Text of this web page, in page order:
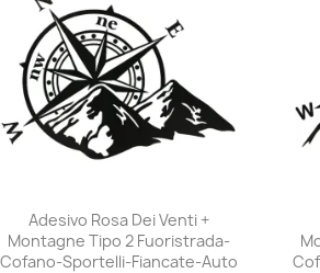
+23
Adesivo Rosa Dei Venti +
Montagne Tipo 2 Fuoristrada-
Cofano-Sportelli-Fiancate-Auto